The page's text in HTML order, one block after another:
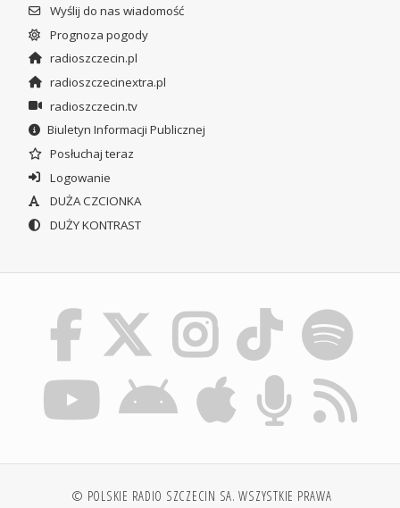
Wyślij do nas wiadomość
Prognoza pogody
radioszczecin.pl
radioszczecinextra.pl
radioszczecin.tv
Biuletyn Informacji Publicznej
Posłuchaj teraz
Logowanie
DUŻA CZCIONKA
DUŻY KONTRAST
© POLSKIE RADIO SZCZECIN SA. WSZYSTKIE PRAWA